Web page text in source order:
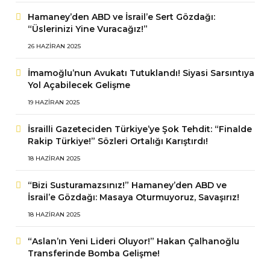
Hamaney’den ABD ve İsrail’e Sert Gözdağı:
“Üslerinizi Yine Vuracağız!”
26 HAZIRAN 2025
İmamoğlu’nun Avukatı Tutuklandı! Siyasi Sarsıntıya
Yol Açabilecek Gelişme
19 HAZIRAN 2025
İsrailli Gazeteciden Türkiye’ye Şok Tehdit: “Finalde
Rakip Türkiye!” Sözleri Ortalığı Karıştırdı!
18 HAZIRAN 2025
“Bizi Susturamazsınız!” Hamaney’den ABD ve
İsrail’e Gözdağı: Masaya Oturmuyoruz, Savaşırız!
18 HAZIRAN 2025
“Aslan’ın Yeni Lideri Oluyor!” Hakan Çalhanoğlu
Transferinde Bomba Gelişme!